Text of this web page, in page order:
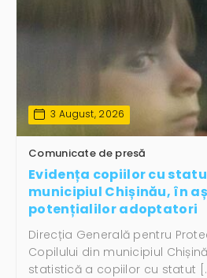
3 August, 2026
Comunicate de presă
Evidența copiilor cu
municipiul Chișinău, în
potențialilor adoptatori
Direcția Generală pentru
Copilului din municipiul
statistică a copiilor cu statut